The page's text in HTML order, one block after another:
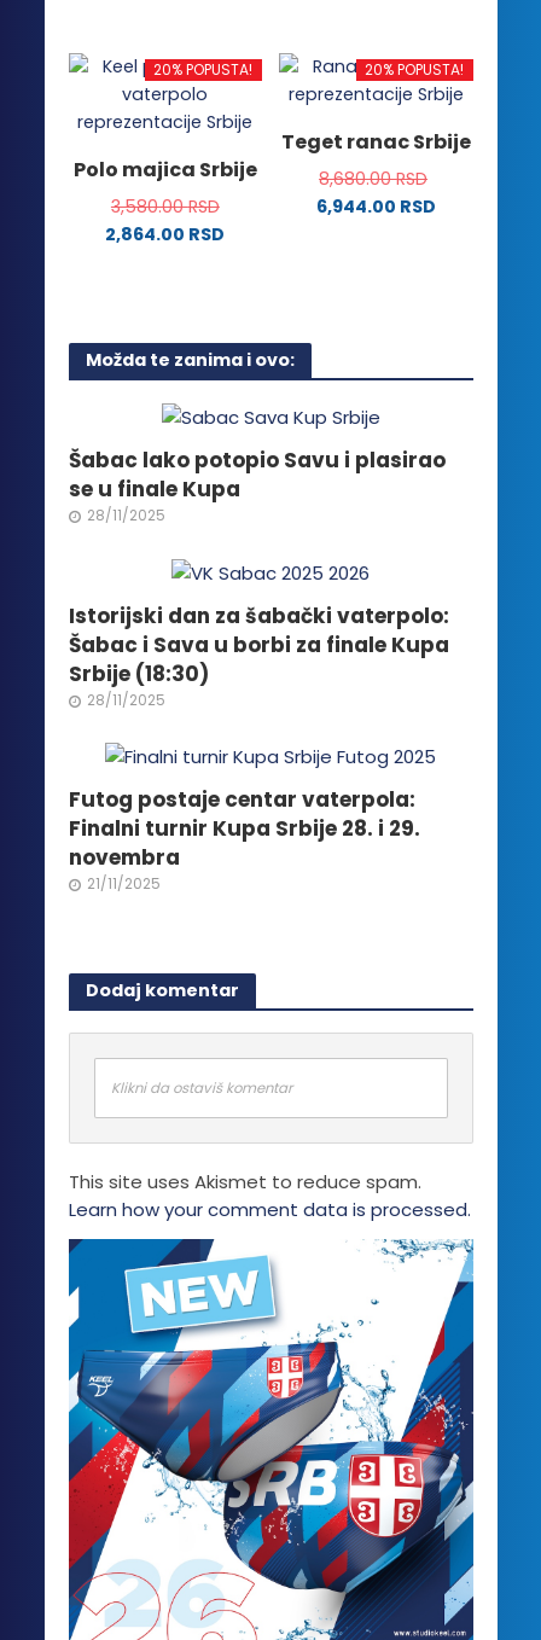
proizvoda.
proizvoda.
ima
više
varijanti.
mogu
biti
izabrane
više
varijanti.
mogu
biti
izabrane
20% POPUSTA!
Polo majica Srbije
3,580.00RSD
2,864.00 RSD
više
varijanti.
Opcije
mogu
biti
izabrane
na
proizvoda.
20% POPUSTA!
Teget ranac Srbije
8,680.00RSD
6,944.00 RSD
Možda te zanima i ovo:
Šabac lako potopio Savu i plasirao
se u finale Kupa
28/11/2025
Istorijski dan za šabački vaterpolo:
Šabac i Sava u borbi za finale Kupa
Srbije (18:30)
28/11/2025
Futog postaje centar vaterpola:
Finalni turnir Kupa Srbije 28. i 29.
novembra
21/11/2025
Dodaj komentar
Klikni da ostaviš komentar
This site uses Akismet to reduce spam.
Learn how your comment data is processed.